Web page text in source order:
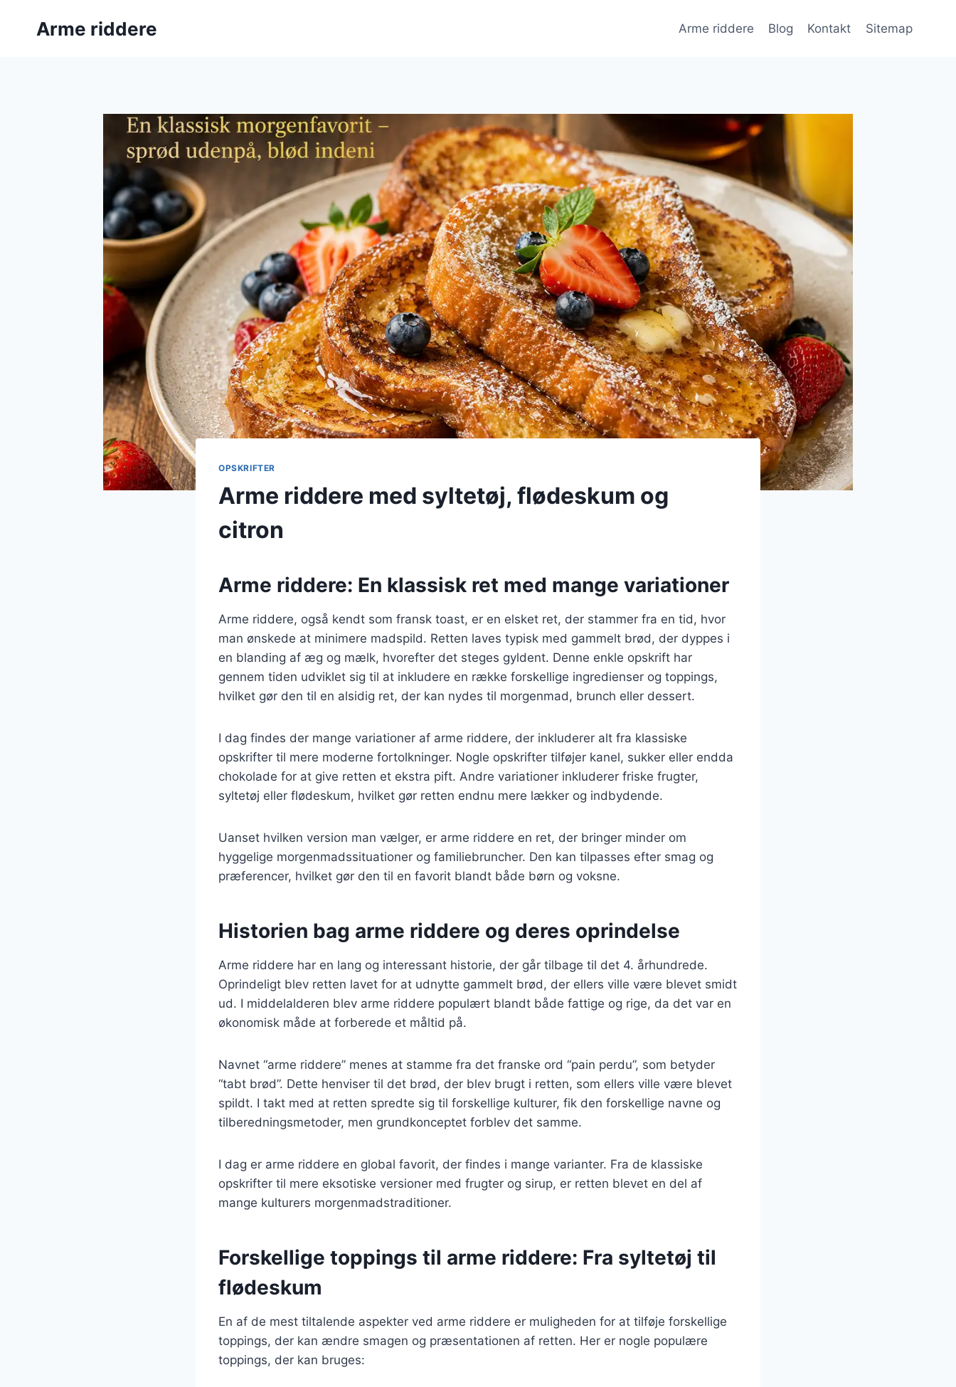
Arme riddere Arme riddere Blog Kontakt Sitemap
OPSKRIFTER
Arme riddere med syltetøj, flødeskum og
citron
Arme riddere: En klassisk ret med mange variationer
Arme riddere, også kendt som fransk toast, er en elsket ret, der stammer fra en tid, hvor
man ønskede at minimere madspild. Retten laves typisk med gammelt brød, der dyppes i
en blanding af æg og mælk, hvorefter det steges gyldent. Denne enkle opskrift har
gennem tiden udviklet sig til at inkludere en række forskellige ingredienser og toppings,
hvilket gør den til en alsidig ret, der kan nydes til morgenmad, brunch eller dessert.
I dag findes der mange variationer af arme riddere, der inkluderer alt fra klassiske
opskrifter til mere moderne fortolkninger. Nogle opskrifter tilføjer kanel, sukker eller endda
chokolade for at give retten et ekstra pift. Andre variationer inkluderer friske frugter,
syltetøj eller flødeskum, hvilket gør retten endnu mere lækker og indbydende.
Uanset hvilken version man vælger, er arme riddere en ret, der bringer minder om
hyggelige morgenmadssituationer og familiebruncher. Den kan tilpasses efter smag og
præferencer, hvilket gør den til en favorit blandt både børn og voksne.
Historien bag arme riddere og deres oprindelse
Arme riddere har en lang og interessant historie, der går tilbage til det 4. århundrede.
Oprindeligt blev retten lavet for at udnytte gammelt brød, der ellers ville være blevet smidt
ud. I middelalderen blev arme riddere populært blandt både fattige og rige, da det var en
økonomisk måde at forberede et måltid på.
Navnet “arme riddere” menes at stamme fra det franske ord “pain perdu”, som betyder
“tabt brød”. Dette henviser til det brød, der blev brugt i retten, som ellers ville være blevet
spildt. I takt med at retten spredte sig til forskellige kulturer, fik den forskellige navne og
tilberedningsmetoder, men grundkonceptet forblev det samme.
I dag er arme riddere en global favorit, der findes i mange varianter. Fra de klassiske
opskrifter til mere eksotiske versioner med frugter og sirup, er retten blevet en del af
mange kulturers morgenmadstraditioner.
Forskellige toppings til arme riddere: Fra syltetøj til
flødeskum
En af de mest tiltalende aspekter ved arme riddere er muligheden for at tilføje forskellige
toppings, der kan ændre smagen og præsentationen af retten. Her er nogle populære
toppings, der kan bruges: